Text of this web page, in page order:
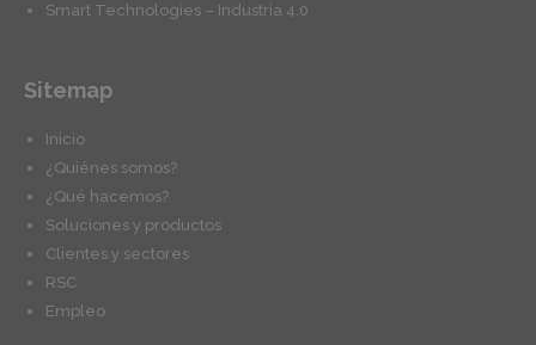
Smart Technologies – Industria 4.0
Sitemap
Inicio
¿Quiénes somos?
¿Qué hacemos?
Soluciones y productos
Clientes y sectores
RSC
Empleo